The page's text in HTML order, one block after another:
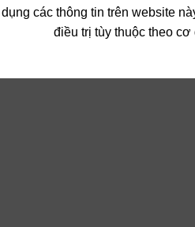
dụng các thông tin trên website
điều trị tùy thuộc theo